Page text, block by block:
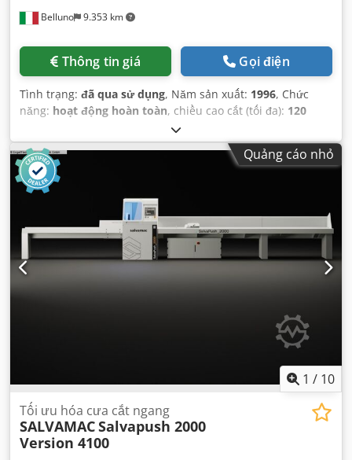
Belluno 9.353 km
Thông tin giá Gọi điện
Tình trạng: đã qua sử dụng, Năm sản xuất: 1996, Chức
năng: hoạt động hoàn toàn, chiều cao cắt (tối đa): 120
350 mm
Quảng cáo nhỏ
1 / 10
Tối ưu hóa cưa cắt ngang
SALVAMACSalvapush 2000
Version 4100